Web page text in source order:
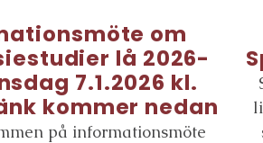
om
lå 2026-
7.1.2026 kl.
kommer nedan
på informationsmöte